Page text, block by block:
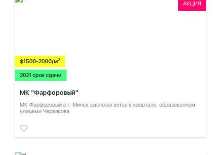
АКЦИЯ
$1500-2000/м2
2021 срок сдачи
МК "Фарфоровый"
МК Фарфоровый в г. Минск располагается в квартале, образованном
улицами Червякова